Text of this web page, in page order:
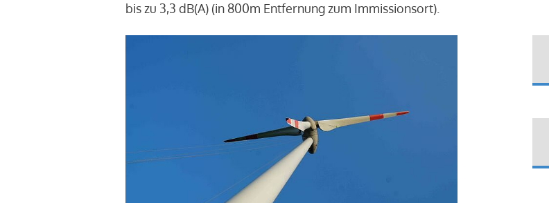
bis zu 3,3 dB(A) (in 800m Entfernung zum Immissionsort).